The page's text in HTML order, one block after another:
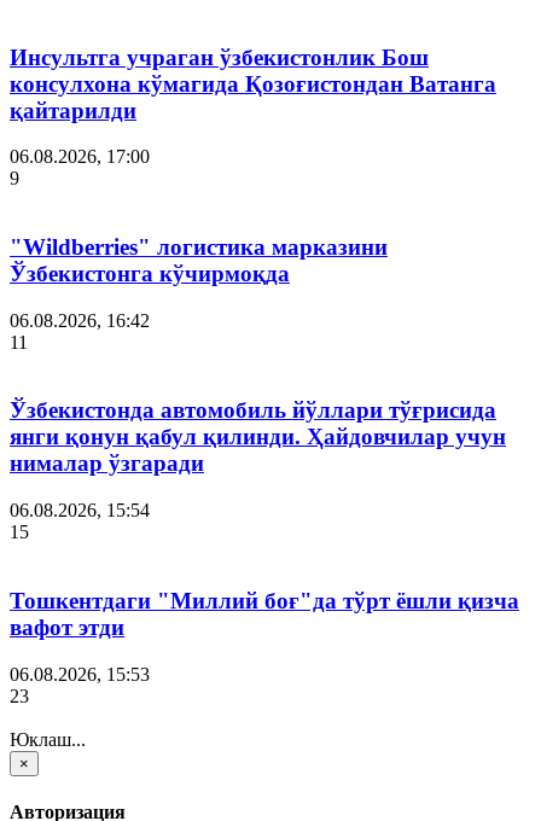
Инсультга учраган ўзбекистонлик Бош
консулхона кўмагида Қозоғистондан Ватанга
қайтарилди
06.08.2026, 17:00
9
"Wildberries" логистика марказини
Ўзбекистонга кўчирмоқда
06.08.2026, 16:42
11
Ўзбекистонда автомобиль йўллари тўғрисида
янги қонун қабул қилинди. Ҳайдовчилар учун
нималар ўзгаради
06.08.2026, 15:54
15
Тошкентдаги "Миллий боғ"да тўрт ёшли қизча
вафот этди
06.08.2026, 15:53
23
Юклаш...
×
Авторизация